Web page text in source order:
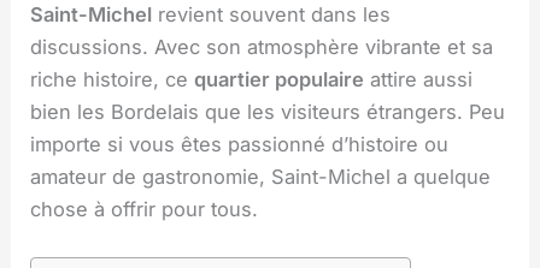
Saint-Michel revient souvent dans les
discussions. Avec son atmosphère vibrante et sa
riche histoire, cequartier populaire attire aussi
bien les Bordelais que les visiteurs étrangers. Peu
importe si vous êtes passionné d’histoire ou
amateur de gastronomie, Saint-Michel a quelque
chose à offrir pour tous.